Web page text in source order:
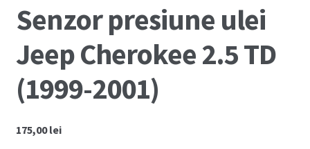
Politica COOKIE
Politica de confidentialitate
Serviciile Noastre
Termeni si conditii
Senzor presiune ulei
Jeep Cherokee 2.5 TD
(1999-2001)
175,00lei